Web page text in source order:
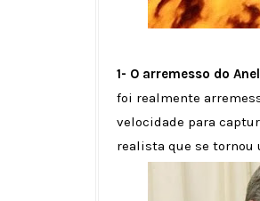
1- O arremesso do
foi realmente
velocidade para
realista que se